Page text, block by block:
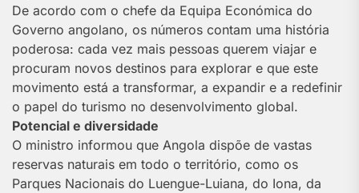
De acordo com o chefe da Equipa Económica do
Governo angolano, os números contam uma história
poderosa: cada vez mais pessoas querem viajar e
procuram novos destinos para explorar e que este
movimento está a transformar, a expandir e a redefinir
o papel do turismo no desenvolvimento global.
Potencial e diversidade
O ministro informou que Angola dispõe de vastas
reservas naturais em todo o território, como os
Parques Nacionais do Luengue-Luiana, do Iona, da